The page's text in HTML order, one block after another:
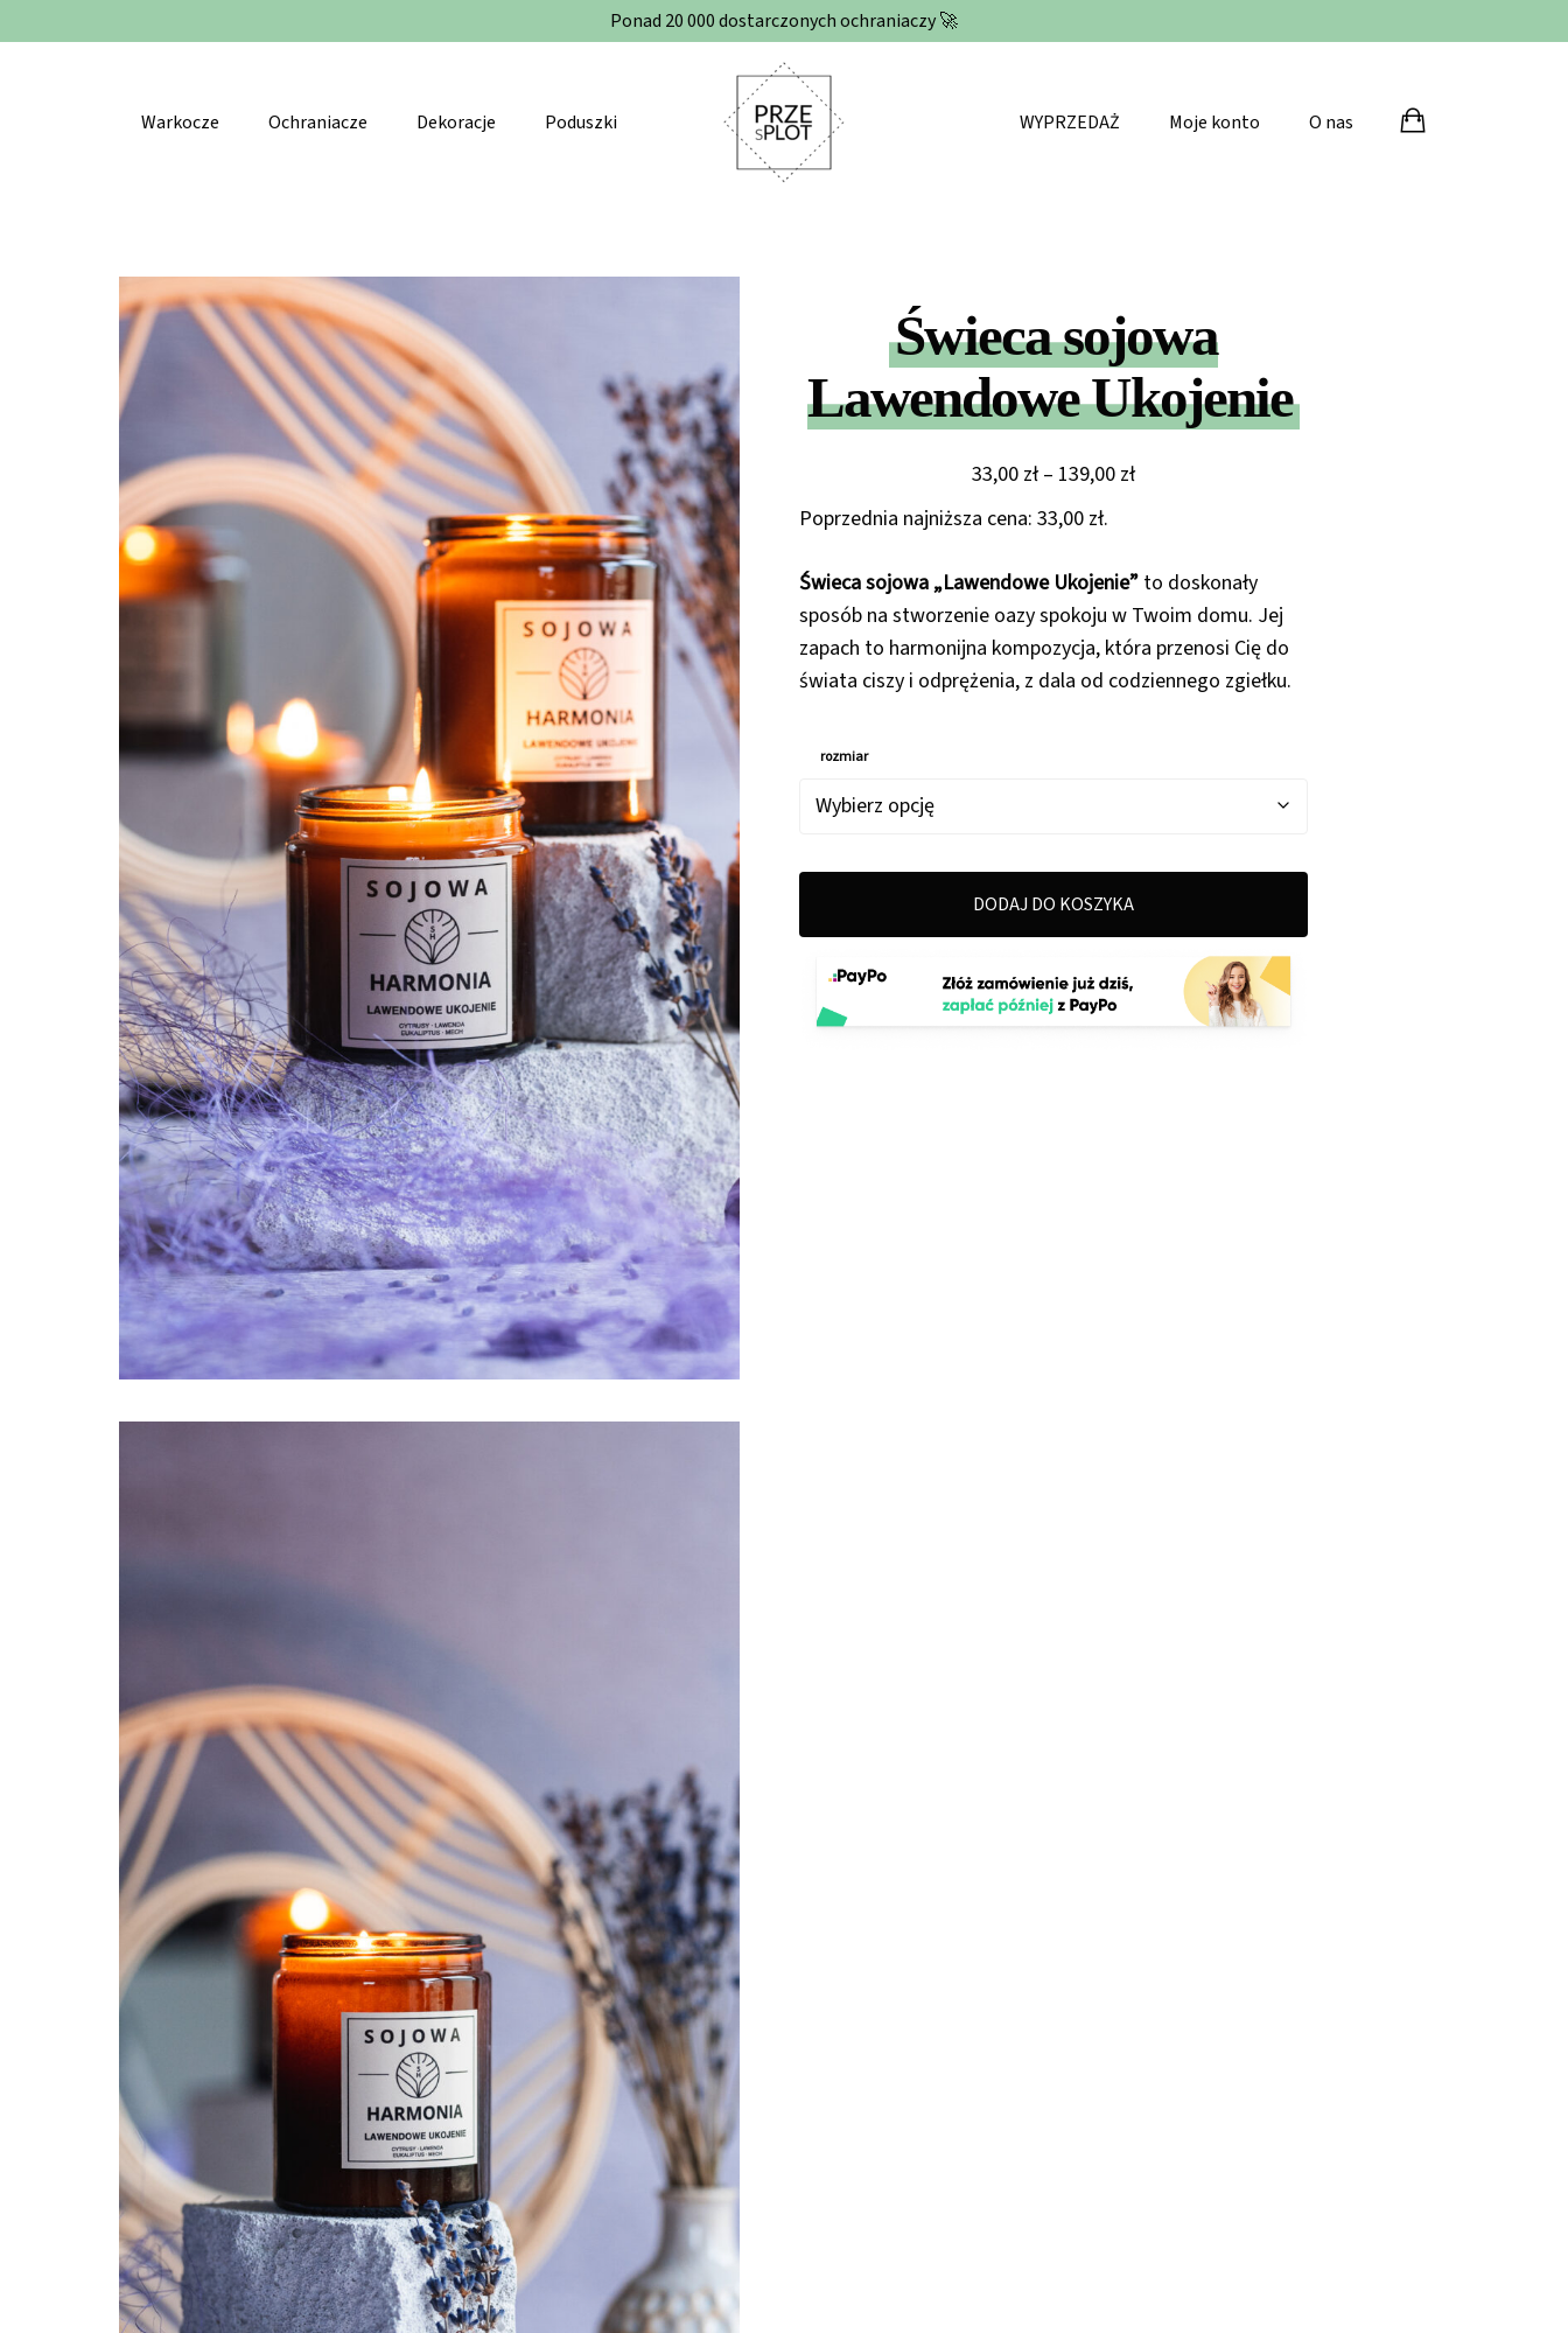
Ponad 20 000 dostarczonych ochraniaczy 🚀
Warkocze Ochraniacze Dekoracje Poduszki WYPRZEDAŻ Moje konto O nas
Świeca sojowa
Lawendowe Ukojenie
33,00 zł – 139,00 złZakres
33,00 zł
do
Poprzednia najniższa cena: 33,00 zł.
Świeca sojowa „Lawendowe Ukojenie”to doskonały
sposób na stworzenie oazy spokoju w Twoim domu. Jej
zapach to harmonijna kompozycja, która przenosi Cię do
świata ciszy i odprężenia, z dala od codziennego zgiełku.
rozmiar
DODAJ DO KOSZYKA